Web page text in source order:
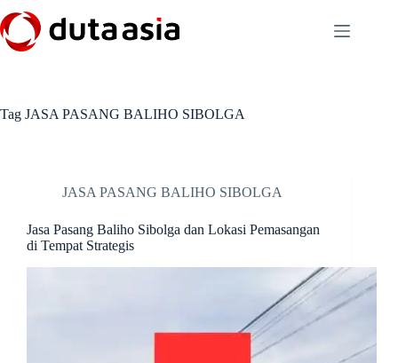
to
content
Tag JASA PASANG BALIHO SIBOLGA
JASA PASANG BALIHO SIBOLGA
Jasa Pasang Baliho Sibolga dan Lokasi Pemasangan
di Tempat Strategis